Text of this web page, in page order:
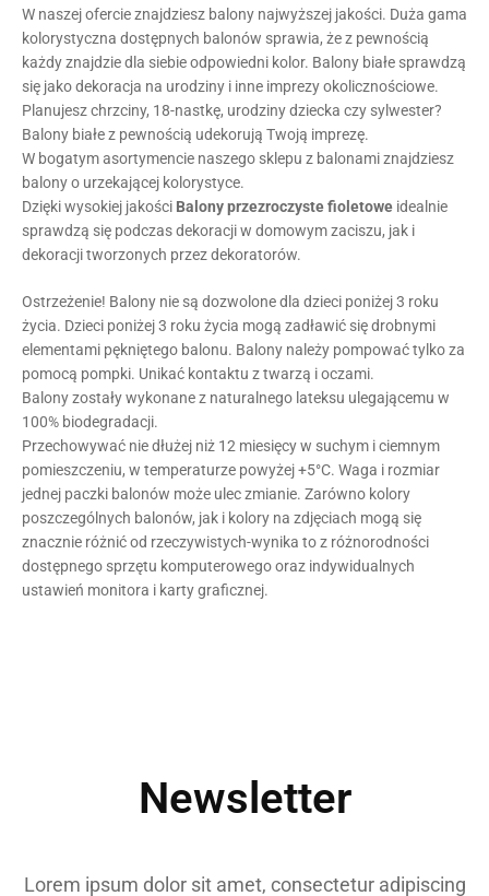
W naszej ofercie znajdziesz balony najwyższej jakości. Duża gama
kolorystyczna dostępnych balonów sprawia, że z pewnością
każdy znajdzie dla siebie odpowiedni kolor. Balony białe sprawdzą
się jako dekoracja na urodziny i inne imprezy okolicznościowe.
Planujesz chrzciny, 18-nastkę, urodziny dziecka czy sylwester?
Balony białe z pewnością udekorują Twoją imprezę.
W bogatym asortymencie naszego sklepu z balonami znajdziesz
balony o urzekającej kolorystyce.
Dzięki wysokiej jakości Balonyprzezroczystefioletowe idealnie
sprawdzą się podczas dekoracji w domowym zaciszu, jak i
dekoracji tworzonych przez dekoratorów.
Ostrzeżenie! Balony nie są dozwolone dla dzieci poniżej 3 roku
życia. Dzieci poniżej 3 roku życia mogą zadławić się drobnymi
elementami pękniętego balonu. Balony należy pompować tylko za
pomocą pompki. Unikać kontaktu z twarzą i oczami.
Balony zostały wykonane z naturalnego lateksu ulegającemu w
100% biodegradacji.
Przechowywać nie dłużej niż 12 miesięcy w suchym i ciemnym
pomieszczeniu, w temperaturze powyżej +5°C. Waga i rozmiar
jednej paczki balonów może ulec zmianie. Zarówno kolory
poszczególnych balonów, jak i kolory na zdjęciach mogą się
znacznie różnić od rzeczywistych-wynika to z różnorodności
dostępnego sprzętu komputerowego oraz indywidualnych
ustawień monitora i karty graficznej.
Newsletter
Lorem ipsum dolor sit amet, consectetur adipiscing